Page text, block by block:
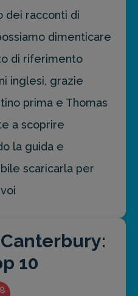
dei racconti di
dimenticare
di riferimento
inglesi, grazie
prima e Thomas
a scoprire
la guida e
scaricarla per
10